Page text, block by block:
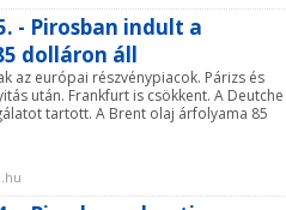
- Pirosban indult a
dolláron áll
az európai részvénypiacok. Párizs és
után. Frankfurt is csökkent. A Deutche
tartott. A Brent olaj árfolyama 85